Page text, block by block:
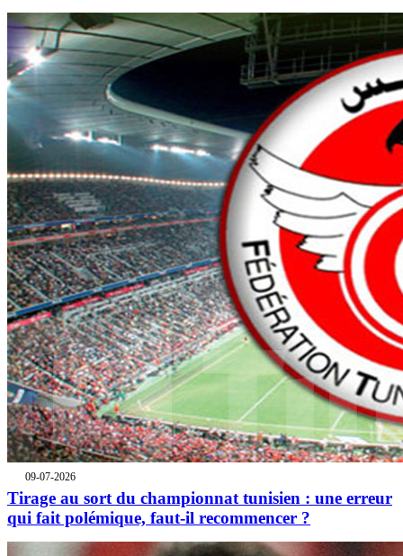
09-07-2026
Tirage au sort du championnat tunisien : une erreur
qui fait polémique, faut-il recommencer ?